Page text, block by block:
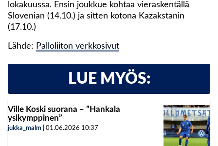
lokakuussa. Ensin joukkue kohtaa vieraskentällä
Slovenian (14.10.) ja sitten kotona Kazakstanin
(17.10.)
Lähde: Palloliiton verkkosivut
LUE MYÖS:
Ville Koski suorana – ”Hankala
ysikymppinen”
jukka_malm 01.06.2026 10:37